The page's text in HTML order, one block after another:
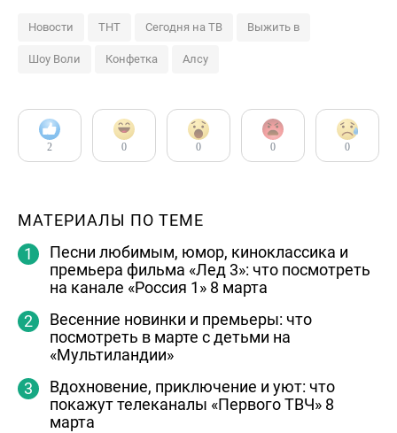
Новости ТНТ Сегодня на ТВ Выжить в
Шоу Воли Конфетка Алсу
2 0 0 0 0
МАТЕРИАЛЫ ПО ТЕМЕ
Песни любимым, юмор, киноклассика и
премьера фильма «Лед 3»: что посмотреть
на канале «Россия 1» 8 марта
Весенние новинки и премьеры: что
посмотреть в марте с детьми на
«Мультиландии»
Вдохновение, приключение и уют: что
покажут телеканалы «Первого ТВЧ» 8
марта